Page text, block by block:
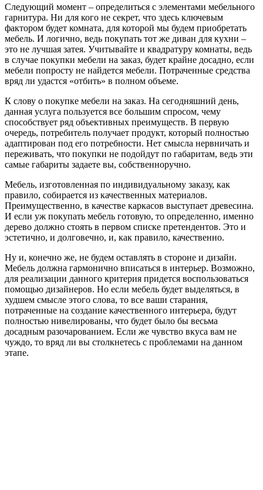
Следующий момент – определиться с элементами мебельного
гарнитура. Ни для кого не секрет, что здесь ключевым
фактором будет комната, для которой мы будем приобретать
мебель. И логично, ведь покупать тот же диван для кухни –
это не лучшая затея. Учитывайте и квадратуру комнаты, ведь
в случае покупки мебели на заказ, будет крайне досадно, если
мебели попросту не найдется мебели. Потраченные средства
вряд ли удастся «отбить» в полном объеме.
К слову о покупке мебели на заказ. На сегодняшний день,
данная услуга пользуется все большим спросом, чему
способствует ряд объективных преимуществ. В первую
очередь, потребитель получает продукт, который полностью
адаптирован под его потребности. Нет смысла нервничать и
переживать, что покупки не подойдут по габаритам, ведь эти
самые габариты задаете вы, собственноручно.
Мебель, изготовленная по индивидуальному заказу, как
правило, собирается из качественных материалов.
Преимущественно, в качестве каркасов выступает древесина.
И если уж покупать мебель готовую, то определенно, именно
дерево должно стоять в первом списке претендентов. Это и
эстетично, и долговечно, и, как правило, качественно.
Ну и, конечно же, не будем оставлять в стороне и дизайн.
Мебель должна гармонично вписаться в интерьер. Возможно,
для реализации данного критерия придется воспользоваться
помощью дизайнеров. Но если мебель будет выделяться, в
худшем смысле этого слова, то все ваши старания,
потраченные на создание качественного интерьера, будут
полностью нивелированы, что будет было бы весьма
досадным разочарованием. Если же чувство вкуса вам не
чуждо, то вряд ли вы столкнетесь с проблемами на данном
этапе.